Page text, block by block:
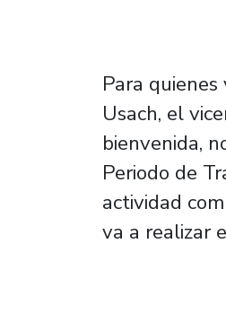
Para
Usach, el
bienvenida,
Periodo de
actividad
va a realizar